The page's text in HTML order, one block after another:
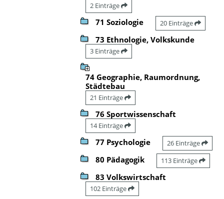
2 Einträge
71 Soziologie 20 Einträge
73 Ethnologie, Volkskunde
3 Einträge
74 Geographie, Raumordnung,
Städtebau
21 Einträge
76 Sportwissenschaft
14 Einträge
77 Psychologie 26 Einträge
80 Pädagogik 113 Einträge
83 Volkswirtschaft
102 Einträge